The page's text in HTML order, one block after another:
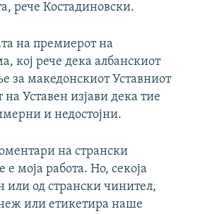
рече Костадиновски.
на премиерот на
кој рече дека албанскиот
за македонскиот Уставниот
на Уставен изјави дека тие
и недостојни.
на странски
моја работа. Но, секоја
или од странски чинител,
или етикетира наше